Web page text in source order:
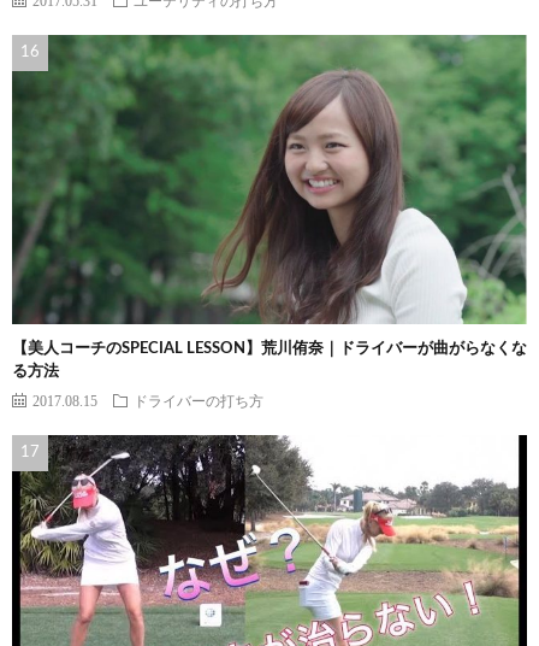
【美人コーチのSPECIAL LESSON】荒川侑奈｜ドライバーが曲がらなくな
る方法
2017.08.15 ドライバーの打ち方